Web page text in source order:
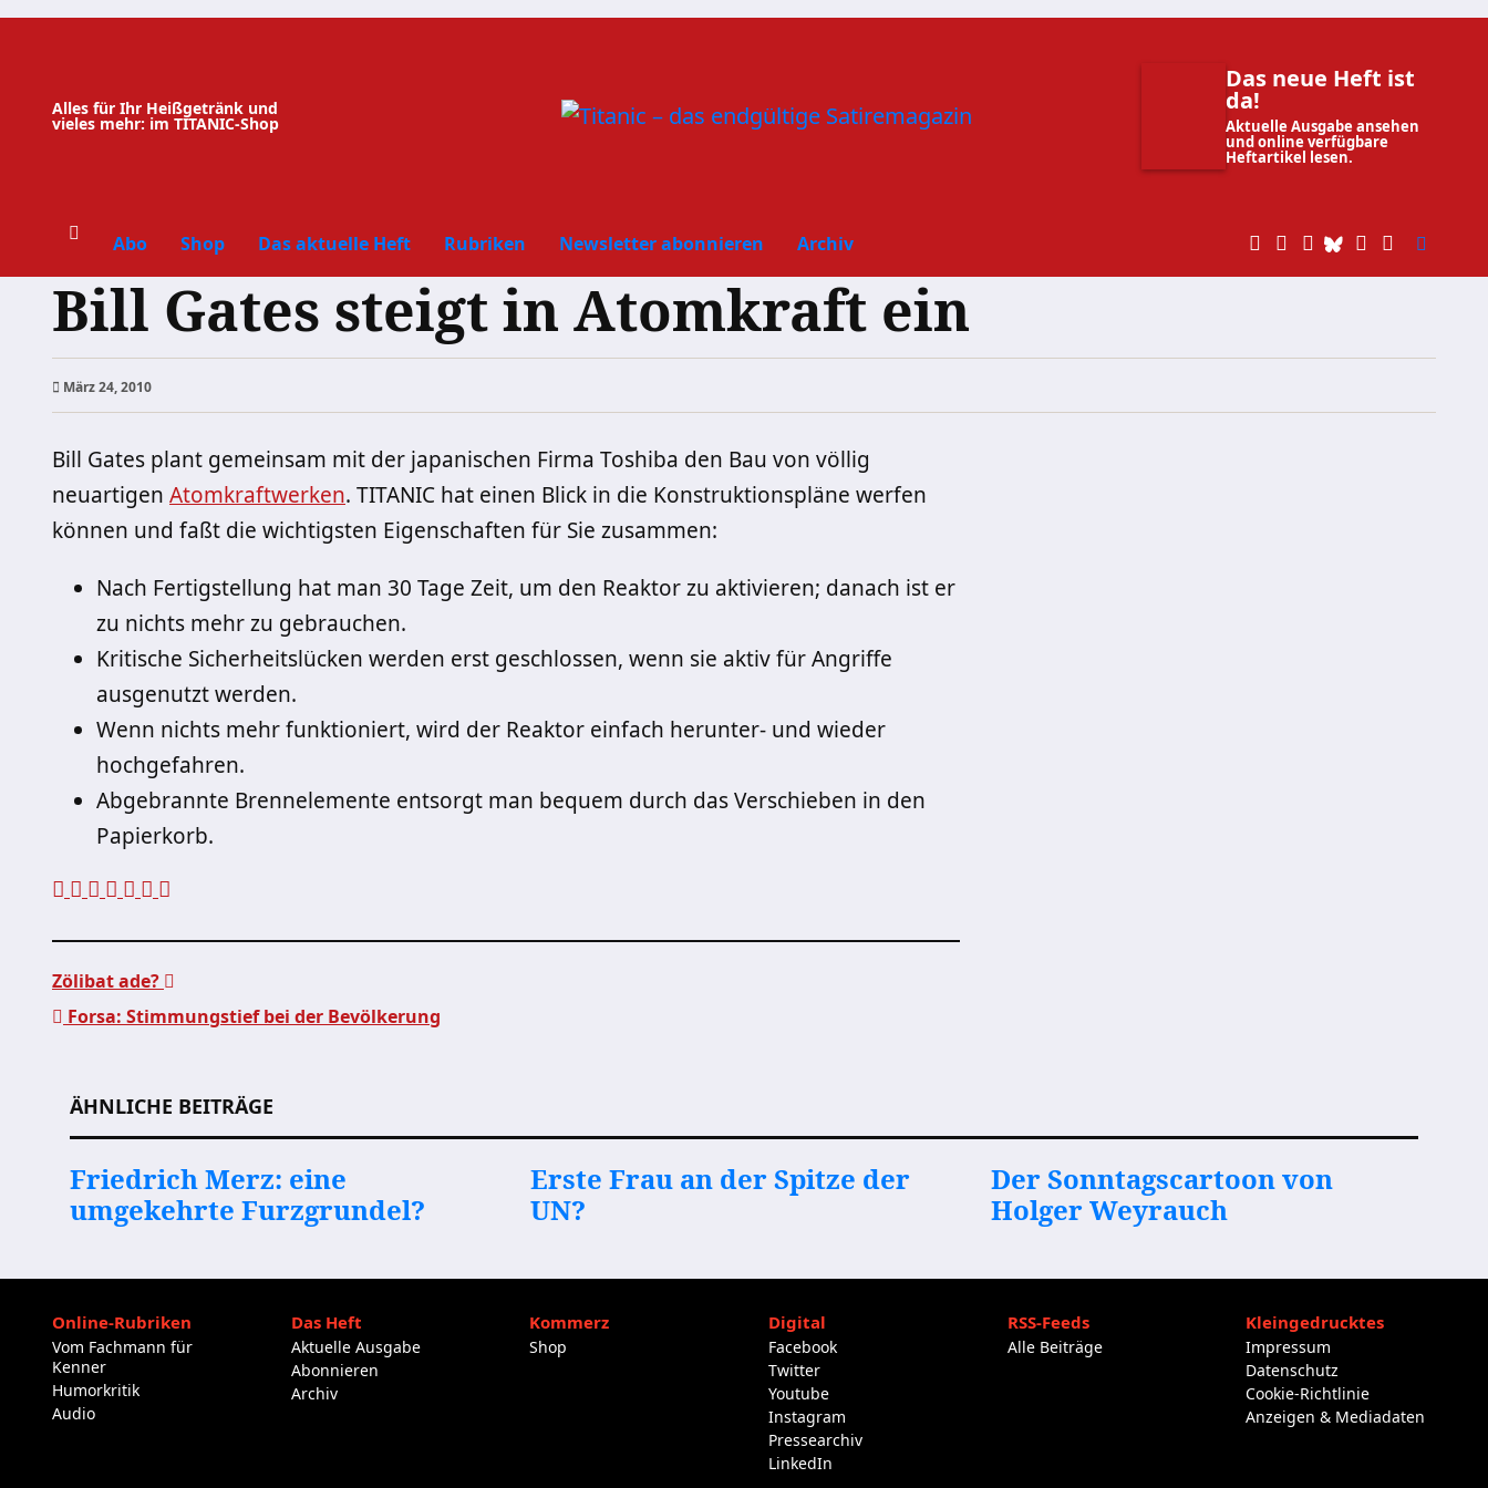
Zum
Alles für Ihr Heißgetränk und
vieles mehr: im TITANIC-Shop
Das neue Heft ist
da!
Aktuelle Ausgabe ansehen
und online verfügbare
Heftartikel lesen.
Abo Shop Das aktuelle Heft Rubriken Newsletter abonnieren Archiv
Bill Gates steigt in Atomkraft ein
März 24, 2010
Bill Gates plant gemeinsam mit der japanischen Firma Toshiba den Bau von völlig
neuartigen Atomkraftwerken. TITANIC hat einen Blick in die Konstruktionspläne werfen
können und faßt die wichtigsten Eigenschaften für Sie zusammen:
Nach Fertigstellung hat man 30 Tage Zeit, um den Reaktor zu aktivieren; danach ist er
zu nichts mehr zu gebrauchen.
Kritische Sicherheitslücken werden erst geschlossen, wenn sie aktiv für Angriffe
ausgenutzt werden.
Wenn nichts mehr funktioniert, wird der Reaktor einfach herunter- und wieder
hochgefahren.
Abgebrannte Brennelemente entsorgt man bequem durch das Verschieben in den
Papierkorb.
Zölibat ade?
Forsa: Stimmungstief bei der Bevölkerung
ÄHNLICHE BEITRÄGE
Friedrich Merz: eine
umgekehrte Furzgrundel?
Erste Frau an der Spitze der
UN?
Der Sonntagscartoon von
Holger Weyrauch
Online-Rubriken
Vom Fachmann für
Kenner
Humorkritik
Audio
Das Heft
Aktuelle Ausgabe
Abonnieren
Archiv
Kommerz
Shop
Digital
Facebook
Twitter
Youtube
Instagram
Pressearchiv
LinkedIn
RSS-Feeds
Alle Beiträge
Kleingedrucktes
Impressum
Datenschutz
Cookie-Richtlinie
Anzeigen & Mediadaten